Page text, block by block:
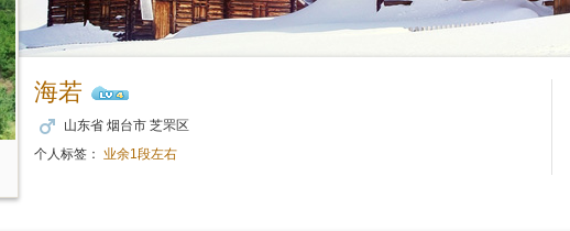
海若
山东省 烟台市 芝罘区
个人标签： 业余1段左右